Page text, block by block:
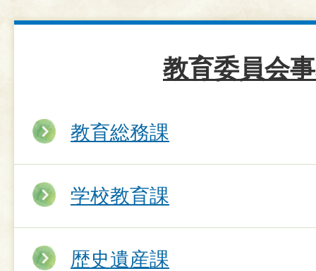
教育委員会
教育総務課
学校教育課
歴史遺産課